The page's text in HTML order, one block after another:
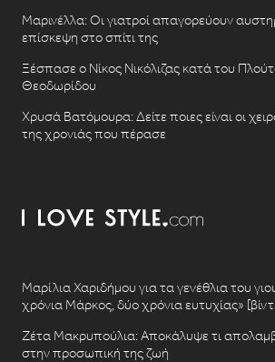
Μαρινέλλα: Οι γιατροί απαγορεύουν
επίσκεψη στο σπίτι της
Ξέσπασε ο Νίκος Νικόλιζας κατά του
Θεοδωρίδου
Χρυσά Βατόμουρα: Δείτε ποιες είναι οι
της χρονιάς που πέρασε
Μαρίλια Χαριδήμου για τα γενέθλια του
χρόνια Μάρκος, δύο χρόνια ευτυχίας»
Ζέτα Μακρυπούλια: Αποκάλυψε τι
στην προσωπική της ζωή